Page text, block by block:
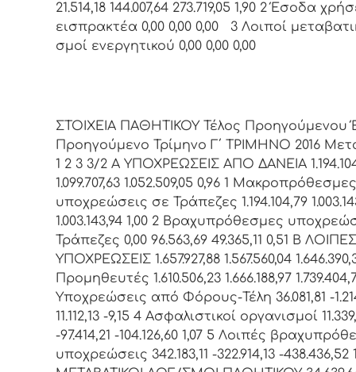
21.514,18 144.007,64 273.719,05 1,90 2 Έσοδα
εισπρακτέα 0,00 0,00 0,00 3 Λοιποί
σμοί ενεργητικού 0,00 0,00 0,00
ΣΤΟΙΧΕΙΑ ΠΑΘΗΤΙΚΟΥ Τέλος Προηγούμενου
Προηγούμενο Τρίμηνο Γ΄ ΤΡΙΜΗΝΟ 2016
1 2 3 3/2 Α ΥΠΟΧΡΕΩΣΕΙΣ ΑΠΟ ΔΑΝΕΙΑ
1.099.707,63 1.052.509,05 0,96 1 Μακροπρόθεσμες
υποχρεώσεις σε Τράπεζες 1.194.104,79
1.003.143,94 1,00 2 Βραχυπρόθεσμες
Τράπεζες 0,00 96.563,69 49.365,11 0,51 Β ΛΟΙΠΕΣ
ΥΠΟΧΡΕΩΣΕΙΣ 1.657.927,88 1.567.560,04
Προμηθευτές 1.610.506,23 1.666.188,97
Υποχρεώσεις από Φόρους-Τέλη 36.081,81 -
11.112,13 -9,15 4 Ασφαλιστικοί οργανισμοί
-97.414,21 -104.126,60 1,07 5 Λοιπές
υποχρεώσεις 342.183,11 -322.914,13 -438.436,52